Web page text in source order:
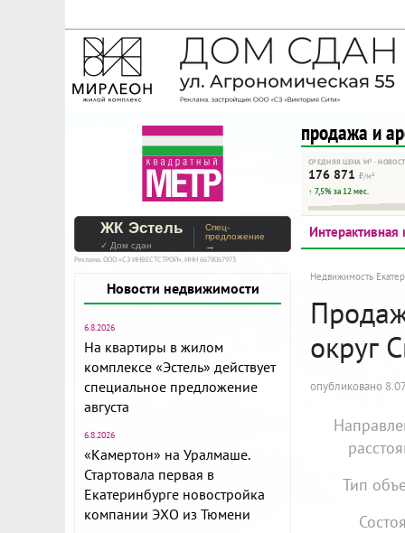
На Метре реклама -
Помогайте независимому
продажа и
СРЕДНЯЯ ЦЕНА М² ·
176 871 ₽/м²
↑ 7,5% за 12 мес.
ЖК Эстель
✓ Дом сдан
Спец-
предложение
→
Реклама. ООО «СЗ ИНВЕСТСТРОЙ», ИНН 6678067973
Новости недвижимости
6.8.2026
На квартиры в жилом
комплексе «Эстель» действует
специальное предложение
августа
6.8.2026
«Камертон» на Уралмаше.
Стартовала первая в
Екатеринбурге новостройка
компании ЭХО из Тюмени
Интерактивная
Недвижимость
округ
опубликовано
Тип